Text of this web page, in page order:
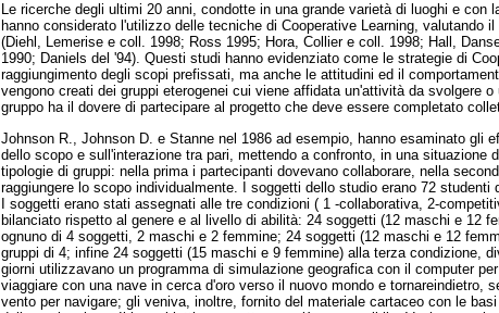
Le ricerche degli ultimi 20 anni, condotte in una grande varietà di luoghi e con
hanno considerato l'utilizzo delle tecniche di Cooperative Learning, valutando
(Diehl, Lemerise e coll. 1998; Ross 1995; Hora, Collier e coll. 1998; Hall,
1990; Daniels del '94). Questi studi hanno evidenziato come le strategie di
raggiungimento degli scopi prefissati, ma anche le attitudini ed il
vengono creati dei gruppi eterogenei cui viene affidata un'attività da svolgere
gruppo ha il dovere di partecipare al progetto che deve essere completato
Johnson R., Johnson D. e Stanne nel 1986 ad esempio, hanno esaminato gli
dello scopo e sull'interazione tra pari, mettendo a confronto, in una situazione
tipologie di gruppi: nella prima i partecipanti dovevano collaborare, nella
raggiungere lo scopo individualmente. I soggetti dello studio erano 72 studenti
I soggetti erano stati assegnati alle tre condizioni ( 1 -collaborativa, 2-
bilanciato rispetto al genere e al livello di abilità: 24 soggetti (12 maschi e 12
ognuno di 4 soggetti, 2 maschi e 2 femmine; 24 soggetti (12 maschi e 12
gruppi di 4; infine 24 soggetti (15 maschi e 9 femmine) alla terza condizione,
giorni utilizzavano un programma di simulazione geografica con il computer
viaggiare con una nave in cerca d'oro verso il nuovo mondo e tornareindietro,
vento per navigare; gli veniva, inoltre, fornito del materiale cartaceo con le